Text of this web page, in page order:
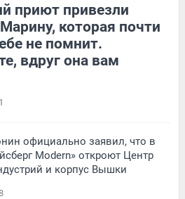
приют привезли
которая почти
не помнит.
вдруг она вам
официально заявил, что в
Modern» откроют Центр
и корпус Вышки